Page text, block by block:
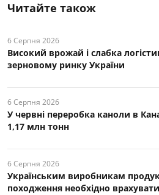
Читайте також
6 Серпня 2026
Високий врожай і слабка
зерновому ринку України
6 Серпня 2026
У червні переробка каноли в
1,17 млн тонн
6 Серпня 2026
Українським виробникам
походження необхідно